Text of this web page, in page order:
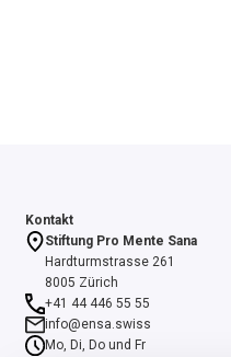
Kontakt
Stiftung Pro Mente Sana
Hardturmstrasse 261
8005 Zürich
+41 44 446 55 55
info@ensa.swiss
Mo, Di, Do und Fr